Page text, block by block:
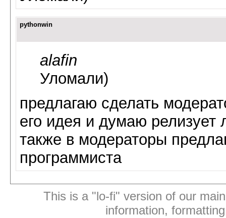
pythonwin
alafin
Уломали)
предлагаю сделать
его идея и думаю
также в модераторы
программиста
This is a "lo-fi" version of our
information,